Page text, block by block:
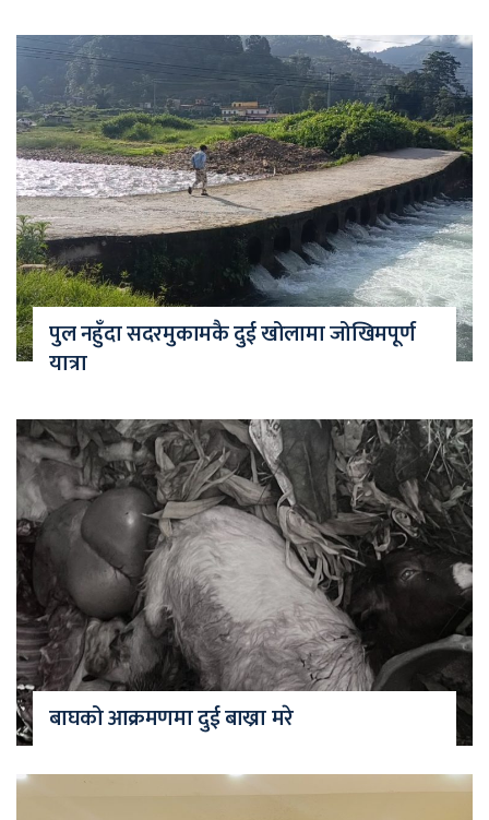
पुल नहुँदा सदरमुकामकै दुई खोलामा जोखिमपूर्ण
यात्रा
बाघको आक्रमणमा दुई बाख्रा मरे